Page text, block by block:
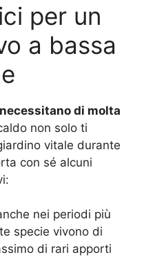
per un
a bassa
di molta
non solo ti
vitale durante
con sé alcuni
nei periodi più
specie vivono di
di rari apporti